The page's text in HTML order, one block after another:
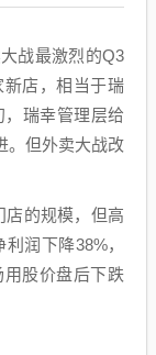
战最激烈的Q3
店，相当于瑞
瑞幸管理层给
。但外卖大战改
店的规模，但高
润下降38%，
股价盘后下跌